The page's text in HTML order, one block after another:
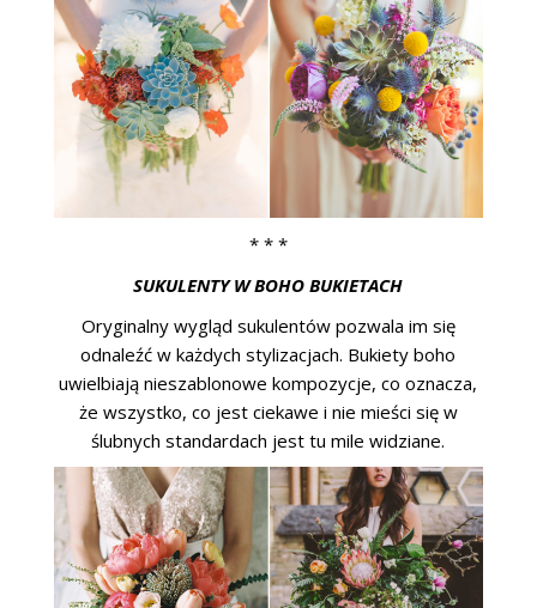
* * *
SUKULENTY W BOHO BUKIETACH
Oryginalny wygląd sukulentów pozwala im się
odnaleźć w każdych stylizacjach. Bukiety boho
uwielbiają nieszablonowe kompozycje, co oznacza,
że wszystko, co jest ciekawe i nie mieści się w
ślubnych standardach jest tu mile widziane.